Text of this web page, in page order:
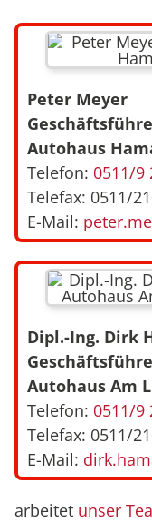
Peter Meyer
Autohaus
Telefon: 0511/9
Telefax: 0511/
E-Mail:
Dipl.-Ing. Dirk
Autohaus Am
Telefon: 0511/9
Telefax: 0511/
E-Mail:
arbeitet unser